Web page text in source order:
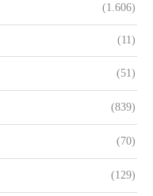
(1.606)
(11)
(51)
(839)
(70)
(129)